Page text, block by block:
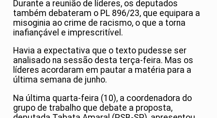
Durante a reunião de líderes, os deputados
também debateram o PL 896/23, que equipara a
misoginia ao crime de racismo, o que a torna
inafiançável e imprescritível.
Havia a expectativa que o texto pudesse ser
analisado na sessão desta terça-feira. Mas os
líderes acordaram em pautar a matéria para a
última semana de junho.
Na última quarta-feira (10), a coordenadora do
grupo de trabalho que debate a proposta,